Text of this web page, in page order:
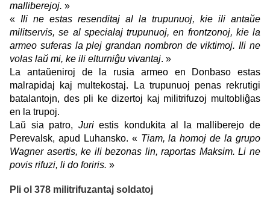
malliberejoj. »
« Ili ne estas resenditaj al la trupunuoj, kie ili antaŭe
militservis, se al specialaj trupunuoj, en frontzonoj, kie la
armeo suferas la plej grandan nombron de viktimoj. Ili ne
volas laŭ mi, ke ili elturniĝu vivantaj. »
La antaŭeniroj de la rusia armeo en Donbaso estas
malrapidaj kaj multekostaj. La trupunuoj penas rekrutigi
batalantojn, des pli ke dizertoj kaj militrifuzoj multobliĝas
en la trupoj.
Laŭ sia patro, Juriestis kondukita al la malliberejo de
Perevalsk, apud Luhansko. « Tiam, la homoj de la grupo
Wagner asertis, ke ili bezonas lin, raportas Maksim. Li ne
povis rifuzi, li do foriris. »
Pli ol 378 militrifuzantaj soldatoj